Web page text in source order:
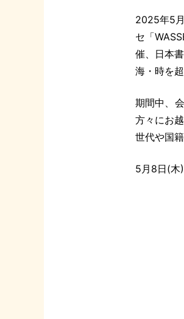
2025年5
セ「
催、日本
海・時を
期間中、
方々にお
世代や国
5月8日(木